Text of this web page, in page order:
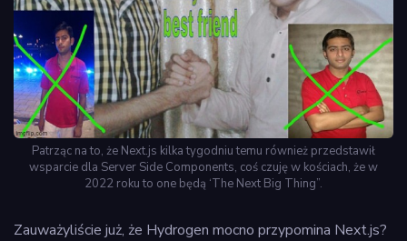
Patrząc na to, że Next.js kilka tygodniu temu również przedstawił
wsparcie dla Server Side Components, coś czuję w kościach, że w
2022 roku to one będą ‘The Next Big Thing”.
Zauważyliście już, że Hydrogen mocno przypomina Next.js?